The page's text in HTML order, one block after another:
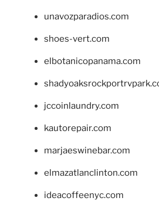
unavozparadios.com
shoes-vert.com
elbotanicopanama.com
jccoinlaundry.com
kautorepair.com
marjaeswinebar.com
elmazatlanclinton.com
ideacoffeenyc.com